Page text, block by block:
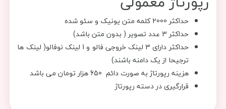
حداکثر 2000 کلمه متن یونیک و سئو شده
حداکثر 3 عدد تصویر ( بدون متن باشد)
حداکثر دارای 3 لینک خروجی فالو و 1 لینک نوفالو( لینک ها
ترجیحا از یک دامنه باشند)
هزینه رپورتاژ به صورت دائم 650 هزار تومان می باشد
قرارگیری در دسته رپورتاژ